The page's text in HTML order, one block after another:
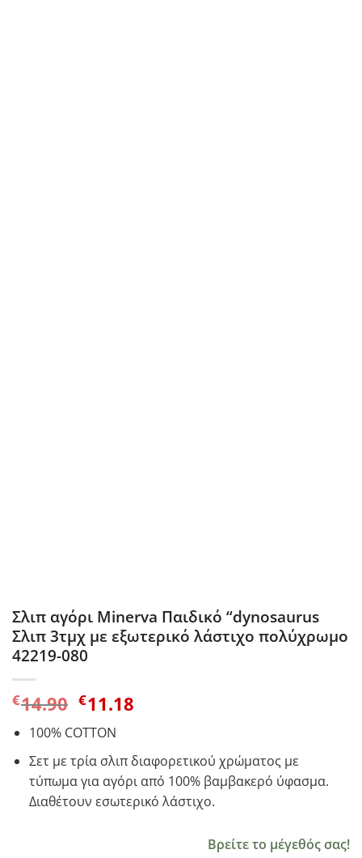
Σλιπ αγόρι Minerva Παιδικό “dynosaurus
Σλιπ 3τμχ με εξωτερικό λάστιχο πολύχρωμο
42219-080
€14.90 Original
price
was:
€14.90.
€11.18Η
είναι:
€11.18.
100% COTTON
Σετ με τρία σλιπ διαφορετικού χρώματος με
τύπωμα για αγόρι από 100% βαμβακερό ύφασμα.
Διαθέτουν εσωτερικό λάστιχο.
Βρείτε το μέγεθός σας!